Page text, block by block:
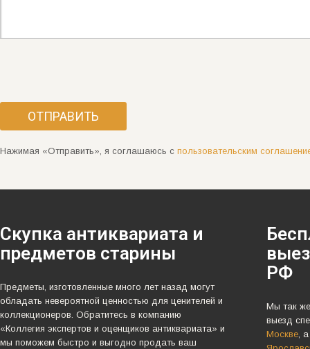
Нажимая «Отправить», я соглашаюсь с пользовательским
Скупка антиквариата и
предметов старины
Предметы, изготовленные много лет назад могут
обладать невероятной ценностью для ценителей и
коллекционеров. Обратитесь в компанию
«Коллегия экспертов и оценщиков антиквариата» и
мы поможем быстро и выгодно продать ваш
РФ
Мы так
выезд
Москве,